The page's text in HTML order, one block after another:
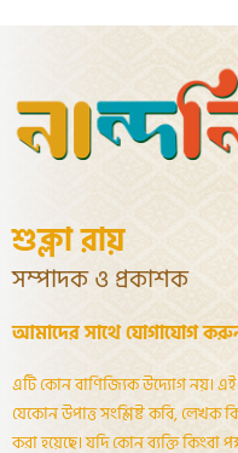
শুক্লা রায়
সম্পাদক ও প্রকাশক
আমাদের সাথে যোগাযোগ
এটি কোন বাণিজ্যিক উদ্যোগ নয়। এই
যেকোন উপাত্ত সংশ্লিষ্ট কবি, লেখক
করা হয়েছে। যদি কোন ব্যক্তি